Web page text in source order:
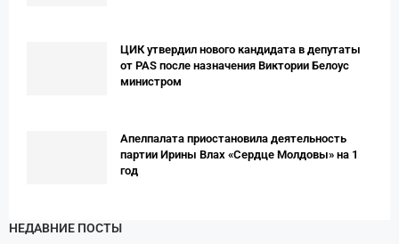
ЦИК утвердил нового кандидата в депутаты
от PAS после назначения Виктории Белоус
министром
Апелпалата приостановила деятельность
партии Ирины Влах «Сердце Молдовы» на 1
год
НЕДАВНИЕ ПОСТЫ